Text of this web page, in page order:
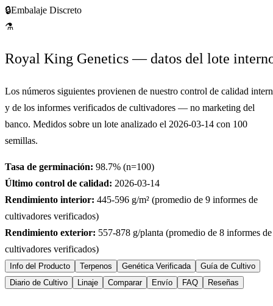
🔒Embalaje Discreto
⚗
Royal King Genetics — datos del lote
Los números siguientes provienen de nuestro control de calidad
y de los informes verificados de cultivadores — no marketing del
banco. Medidos sobre un lote analizado el 2026-03-14 con 100
semillas.
Tasa de germinación: 98.7% (n=100)
Último control de calidad: 2026-03-14
Rendimiento interior: 445-596 g/m² (promedio de 9 informes de
cultivadores verificados)
Rendimiento exterior: 557-878 g/planta (promedio de 8 informes de
cultivadores verificados)
Info del Producto Terpenos Genética Verificada
Guía de Cultivo
Diario de Cultivo
Linaje Comparar Envío FAQ Reseñas